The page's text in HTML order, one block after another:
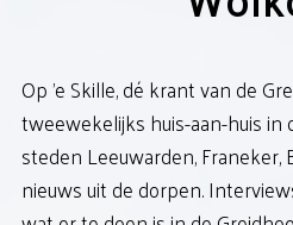
IT
Op 'e Skille, dé krant van de
tweewekelijks huis-aan-huis in
steden Leeuwarden,
nieuws uit de dorpen.